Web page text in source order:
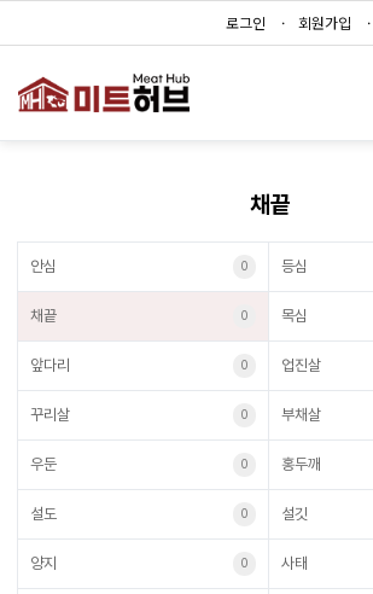
로그인 회원가입
채끝
안심 0 등심
채끝 0 목심
앞다리 0 업진살
꾸리살 0 부채살
우둔 0 홍두깨
설도 0 설깃
양지 0 사태